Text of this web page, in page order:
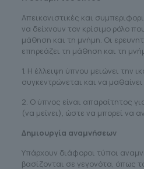
Απεικονιστικές και
να δείχνουν τον κρίσιμο ρόλο
μάθηση και τη μνήμη. Οι
επηρεάζει τη μάθηση και τη
1. Η έλλειψη ύπνου μειώνει την
συγκεντρώνεται και να
2. Ο ύπνος είναι απαραίτητος
(να μείνει), ώστε να μπορεί να
Δημιουργία αναμνήσεων
Υπάρχουν διάφοροι τύποι
βασίζονται σε γεγονότα, όπως